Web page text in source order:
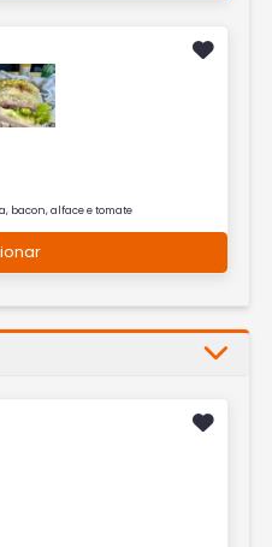
bacon, alface e tomate